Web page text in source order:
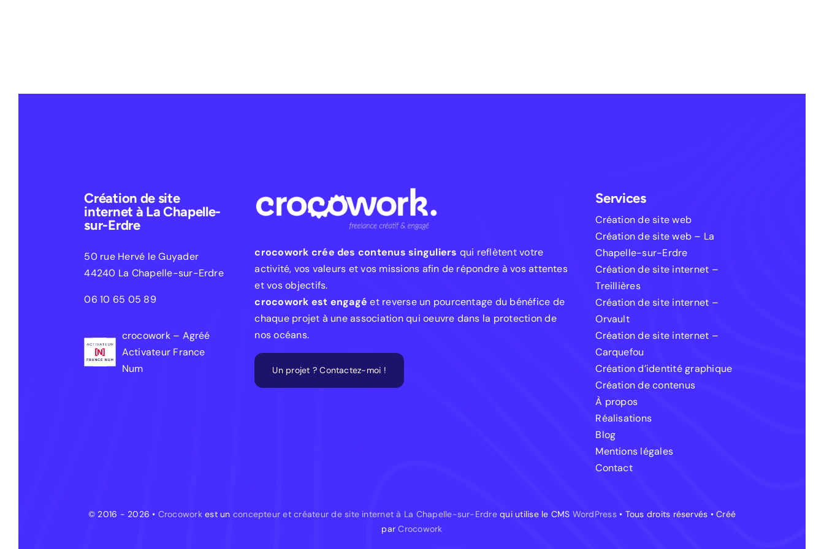
Création de site
internet à La Chapelle-
sur-Erdre
50 rue Hervé le Guyader
44240 La Chapelle-sur-Erdre
06 10 65 05 89
crocowork – Agréé
Activateur France
Num
crocowork crée des contenus singuliers qui reflètent votre
activité, vos valeurs et vos missions afin de répondre à vos attentes
et vos objectifs.
crocowork est engagé et reverse un pourcentage du bénéfice de
chaque projet à une association qui oeuvre dans la protection de
nos océans.
Un projet ? Contactez-moi !
Services
Création de site web
Création de site web – La
Chapelle-sur-Erdre
Création de site internet –
Treillières
Création de site internet –
Orvault
Création de site internet –
Carquefou
Création d’identité graphique
Création de contenus
À propos
Réalisations
Blog
Mentions légales
Contact
© 2016 - 2026 • Crocoworkest un concepteur et créateur de site internet à La Chapelle-sur-Erdrequi utilise le CMS WordPress• Tous droits réservés • Créé
parCrocowork